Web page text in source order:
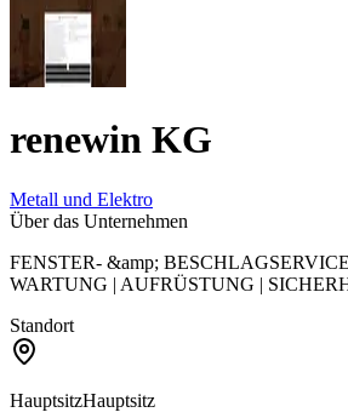
renewin KG
Metall und Elektro
Über das Unternehmen
FENSTER- &amp;
WARTUNG | AUFRÜSTUNG |
Standort
HauptsitzHauptsitz